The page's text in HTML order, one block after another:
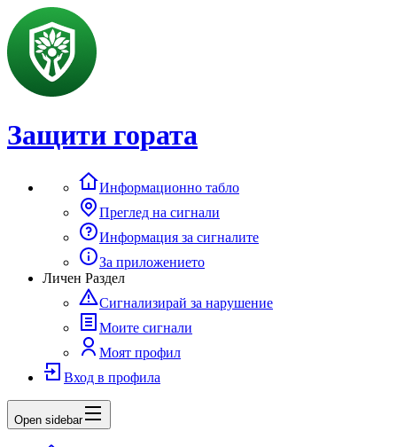
Защити гората
Информационно табло
Преглед на сигнали
Информация за сигналите
За приложението
Личен Раздел
Сигнализирай за нарушение
Моите сигнали
Моят профил
Вход в профила
Open sidebar